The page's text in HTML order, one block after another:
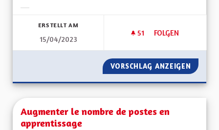
ERSTELLT AM
15/04/2023
51 51 FOLLOWER
FOLGEN
AUGMENTER LA
VORSCHLAG ANZEIGEN
Augmenter le nombre de postes en
apprentissage